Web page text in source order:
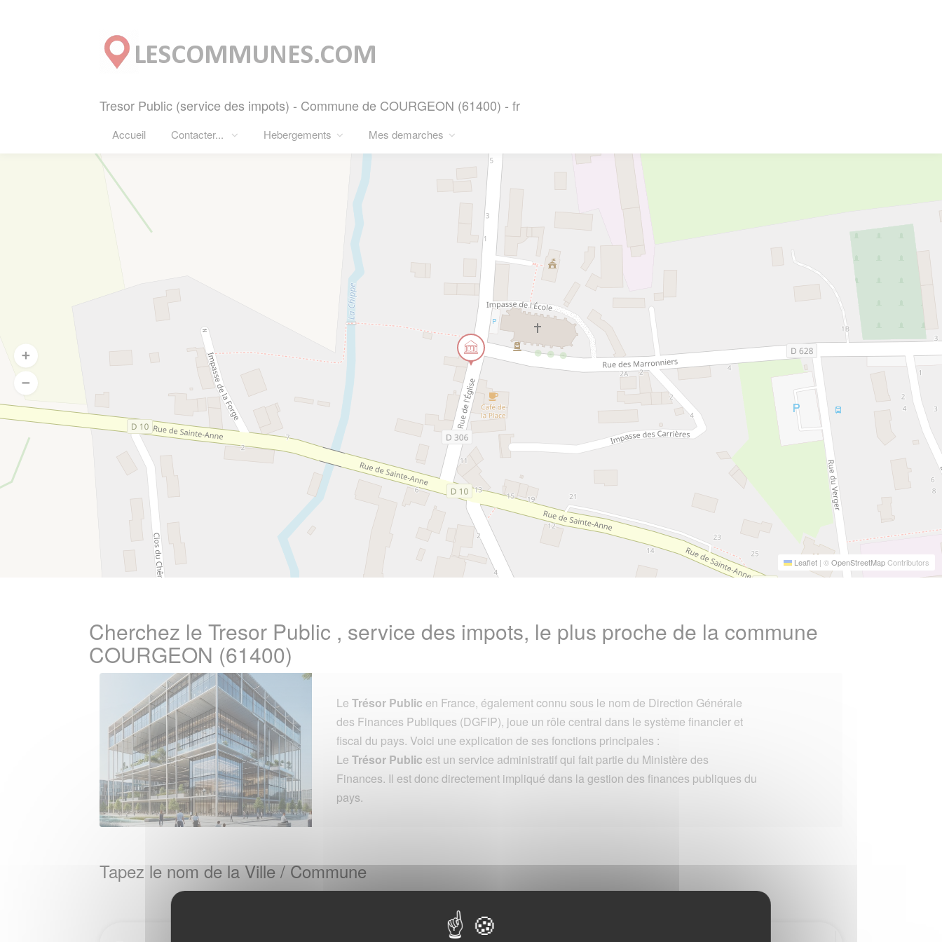
Tresor Public (service des impots) - Commune de COURGEON (61400) - fr
Accueil Contacter... Hebergements Mes demarches
Leaflet | ©OpenStreetMapContributors
Cherchez le Tresor Public , service des impots, le plus proche de la commune
COURGEON (61400)
Le Trésor Public en France, également connu sous le nom de Direction Générale
des Finances Publiques (DGFIP), joue un rôle central dans le système financier et
fiscal du pays. Voici une explication de ses fonctions principales :
Le Trésor Public est un service administratif qui fait partie du Ministère des
Finances. Il est donc directement impliqué dans la gestion des finances publiques du
pays.
Tapez le nom de la Ville / Commune